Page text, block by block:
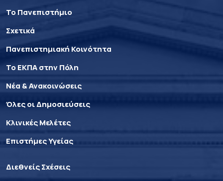
Το Πανεπιστήμιο
Σχετικά
Πανεπιστημιακή Κοινότητα
Το ΕΚΠΑ στην Πόλη
Νέα & Ανακοινώσεις
Όλες οι Δημοσιεύσεις
Κλινικές Μελέτες
Επιστήμες Υγείας
Διεθνείς Σχέσεις